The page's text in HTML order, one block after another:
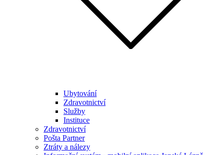
Ubytování
Zdravotnictví
Služby
Instituce
Zdravotnictví
Pošta Partner
Ztráty a nálezy